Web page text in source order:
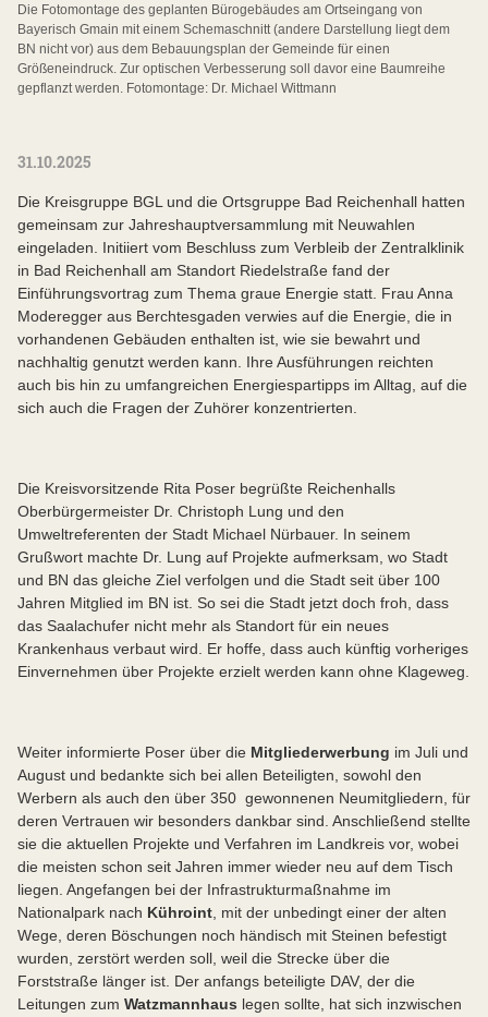
Die Fotomontage des geplanten Bürogebäudes am Ortseingang von
Bayerisch Gmain mit einem Schemaschnitt (andere Darstellung liegt dem
BN nicht vor) aus dem Bebauungsplan der Gemeinde für einen
Größeneindruck. Zur optischen Verbesserung soll davor eine Baumreihe
gepflanzt werden. Fotomontage: Dr. Michael Wittmann
31.10.2025
Die Kreisgruppe BGL und die Ortsgruppe Bad Reichenhall hatten
gemeinsam zur Jahreshauptversammlung mit Neuwahlen
eingeladen. Initiiert vom Beschluss zum Verbleib der Zentralklinik
in Bad Reichenhall am Standort Riedelstraße fand der
Einführungsvortrag zum Thema graue Energie statt. Frau Anna
Moderegger aus Berchtesgaden verwies auf die Energie, die in
vorhandenen Gebäuden enthalten ist, wie sie bewahrt und
nachhaltig genutzt werden kann. Ihre Ausführungen reichten
auch bis hin zu umfangreichen Energiespartipps im Alltag, auf die
sich auch die Fragen der Zuhörer konzentrierten.
Die Kreisvorsitzende Rita Poser begrüßte Reichenhalls
Oberbürgermeister Dr. Christoph Lung und den
Umweltreferenten der Stadt Michael Nürbauer. In seinem
Grußwort machte Dr. Lung auf Projekte aufmerksam, wo Stadt
und BN das gleiche Ziel verfolgen und die Stadt seit über 100
Jahren Mitglied im BN ist. So sei die Stadt jetzt doch froh, dass
das Saalachufer nicht mehr als Standort für ein neues
Krankenhaus verbaut wird. Er hoffe, dass auch künftig vorheriges
Einvernehmen über Projekte erzielt werden kann ohne Klageweg.
Weiter informierte Poser über die Mitgliederwerbung im Juli und
August und bedankte sich bei allen Beteiligten, sowohl den
Werbern als auch den über 350 gewonnenen Neumitgliedern, für
deren Vertrauen wir besonders dankbar sind. Anschließend stellte
sie die aktuellen Projekte und Verfahren im Landkreis vor, wobei
die meisten schon seit Jahren immer wieder neu auf dem Tisch
liegen. Angefangen bei der Infrastrukturmaßnahme im
Nationalpark nach Kühroint, mit der unbedingt einer der alten
Wege, deren Böschungen noch händisch mit Steinen befestigt
wurden, zerstört werden soll, weil die Strecke über die
Forststraße länger ist. Der anfangs beteiligte DAV, der die
Leitungen zum Watzmannhaus legen sollte, hat sich inzwischen